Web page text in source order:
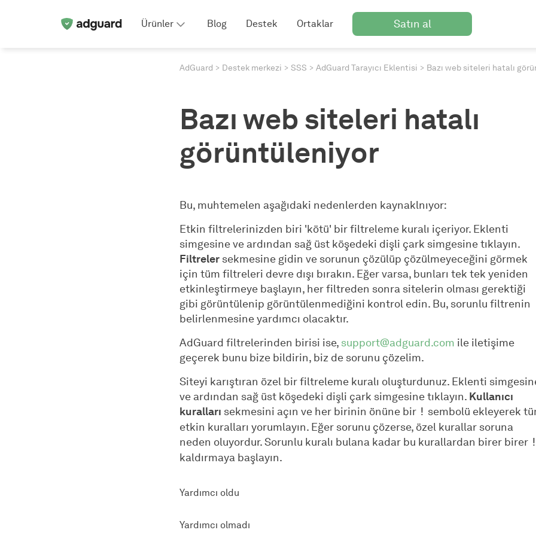
Ürünler Blog Destek Ortaklar Satın al
AdGuard Destek merkezi SSS AdGuard Tarayıcı Eklentisi Bazı web siteleri hatalı
Bazı web siteleri hatalı
görüntüleniyor
Bu, muhtemelen aşağıdaki nedenlerden kaynaklnıyor:
Etkin filtrelerinizden biri 'kötü' bir filtreleme kuralı içeriyor. Eklenti
simgesine ve ardından sağ üst köşedeki dişli çark simgesine tıklayın.
Filtreler sekmesine gidin ve sorunun çözülüp çözülmeyeceğini görmek
için tüm filtreleri devre dışı bırakın. Eğer varsa, bunları tek tek yeniden
etkinleştirmeye başlayın, her filtreden sonra sitelerin olması gerektiği
gibi görüntülenip görüntülenmediğini kontrol edin. Bu, sorunlu filtrenin
belirlenmesine yardımcı olacaktır.
AdGuard filtrelerinden birisi ise, support@adguard.com ile iletişime
geçerek bunu bize bildirin, biz de sorunu çözelim.
Siteyi karıştıran özel bir filtreleme kuralı oluşturdunuz. Eklenti
ve ardından sağ üst köşedeki dişli çark simgesine tıklayın. Kullanıcı
kuralları sekmesini açın ve her birinin önüne bir ! sembolü ekleyerek
etkin kuralları yorumlayın. Eğer sorunu çözerse, özel kurallar soruna
neden oluyordur. Sorunlu kuralı bulana kadar bu kurallardan birer birer !
kaldırmaya başlayın.
Yardımcı oldu
Yardımcı olmadı